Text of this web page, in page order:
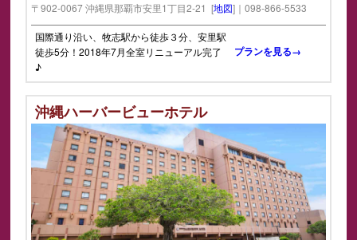
〒902-0067 沖縄県那覇市安里1丁目2-21 [地図]｜098-866-5533
国際通り沿い、牧志駅から徒歩３分、安里駅
徒歩5分！2018年7月全室リニューアル完了
♪
プランを見る→
沖縄ハーバービューホテル